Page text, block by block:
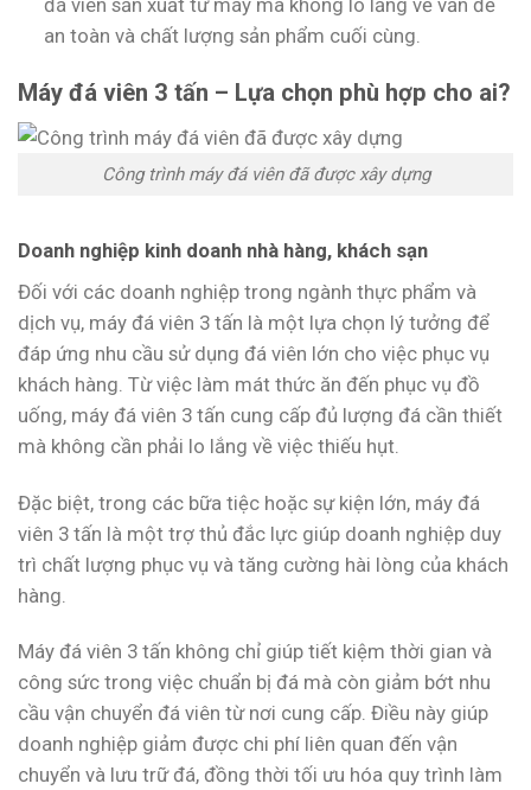
đá viên sản xuất từ máy mà không lo lắng về vấn đề
an toàn và chất lượng sản phẩm cuối cùng.
Máy đá viên 3 tấn – Lựa chọn phù hợp cho ai?
Công trình máy đá viên đã được xây dựng
Doanh nghiệp kinh doanh nhà hàng, khách sạn
Đối với các doanh nghiệp trong ngành thực phẩm và
dịch vụ, máy đá viên 3 tấn là một lựa chọn lý tưởng để
đáp ứng nhu cầu sử dụng đá viên lớn cho việc phục vụ
khách hàng. Từ việc làm mát thức ăn đến phục vụ đồ
uống, máy đá viên 3 tấn cung cấp đủ lượng đá cần thiết
mà không cần phải lo lắng về việc thiếu hụt.
Đặc biệt, trong các bữa tiệc hoặc sự kiện lớn, máy đá
viên 3 tấn là một trợ thủ đắc lực giúp doanh nghiệp duy
trì chất lượng phục vụ và tăng cường hài lòng của khách
hàng.
Máy đá viên 3 tấn không chỉ giúp tiết kiệm thời gian và
công sức trong việc chuẩn bị đá mà còn giảm bớt nhu
cầu vận chuyển đá viên từ nơi cung cấp. Điều này giúp
doanh nghiệp giảm được chi phí liên quan đến vận
chuyển và lưu trữ đá, đồng thời tối ưu hóa quy trình làm